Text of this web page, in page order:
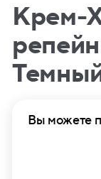
Крем-
Вы можете